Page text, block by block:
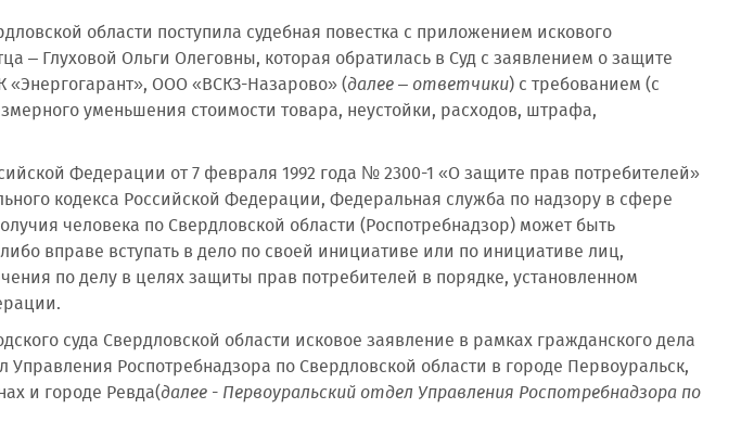
области поступила судебная повестка с приложением искового
– Глуховой Ольги Олеговны, которая обратилась в Суд с заявлением о защите
«Энергогарант», ООО «ВСКЗ-Назарово» (далее – ответчики) с требованием (с
уменьшения стоимости товара, неустойки, расходов, штрафа,
Федерации от 7 февраля 1992 года № 2300-1 «О защите прав потребителей»
кодекса Российской Федерации, Федеральная служба по надзору в сфере
человека по Свердловской области (Роспотребнадзор) может быть
вправе вступать в дело по своей инициативе или по инициативе лиц,
по делу в целях защиты прав потребителей в порядке, установленном
суда Свердловской области исковое заявление в рамках гражданского дела
Роспотребнадзора по Свердловской области в городе Первоуральск,
и городе Ревда(далее - Первоуральский отдел Управления Роспотребнадзора по